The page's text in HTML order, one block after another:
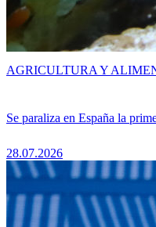
Se paraliza en España la
28.07.2026
AGRICULTURA Y